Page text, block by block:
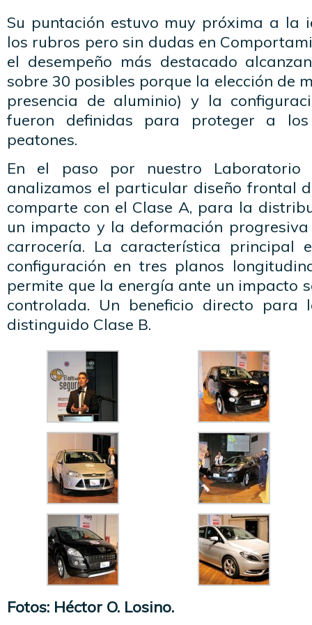
Su puntación estuvo muy próxima a la
los rubros pero sin dudas en
el desempeño más destacado
sobre 30 posibles porque la elección de
presencia de aluminio) y la
fueron definidas para proteger a
peatones.
En el paso por nuestro Laboratorio
analizamos el particular diseño frontal
comparte con el Clase A, para la
un impacto y la deformación
carrocería. La característica principal
configuración en tres planos
permite que la energía ante un impacto
controlada. Un beneficio directo
distinguido Clase B.
Fotos: Héctor O. Losino.